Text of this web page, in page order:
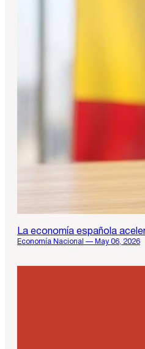
La economía española
Economía Nacional — May 06, 2026